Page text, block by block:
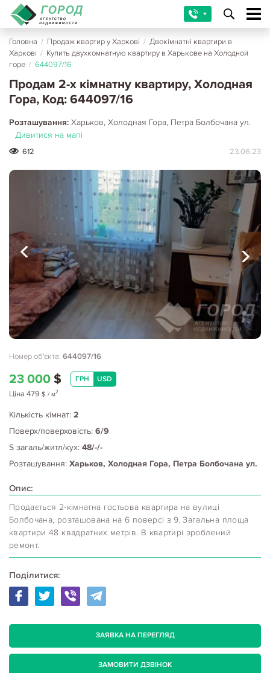
Головна / Продаж квартир у Харкові / Двокімнатні квартири в
Харкові / Купить двухкомнатную квартиру в Харькове на Холодной
горе / 644097/16
Продам 2-х кімнатну квартиру, Холодная
Гора, Код: 644097/16
Розташування: Харьков, Холодная Гора, Петра Болбочана ул.
Дивитися на мапі
612 23.06.23
Номер об'єкта: 644097/16
23 000 $ ГРН USD
Ціна 479 $ / м2
Кількість кімнат: 2
Поверх/поверховість: 6/9
S загаль/житл/кух: 48/-/-
Розташування: Харьков, Холодная Гора, Петра Болбочана ул.
Опис:
Продається 2-кімнатна гостьова квартира на вулиці
Болбочана, розташована на 6 поверсі з 9. Загальна площа
квартири 48 квадратних метрів. В квартирі зроблений
ремонт.
Поділитися:
ЗАЯВКА НА ПЕРЕГЛЯД
ЗАМОВИТИ ДЗВІНОК